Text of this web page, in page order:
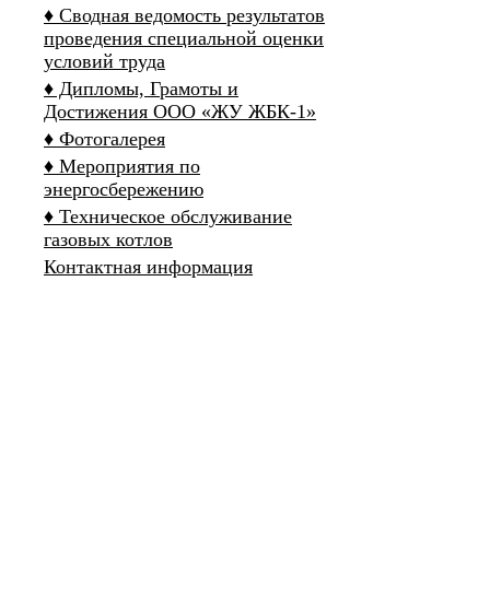
♦ Сводная ведомость результатов
проведения специальной оценки
условий труда
♦ Дипломы, Грамоты и
Достижения ООО «ЖУ ЖБК-1»
♦ Фотогалерея
♦ Мероприятия по
энергосбережению
♦ Техническое обслуживание
газовых котлов
Контактная информация